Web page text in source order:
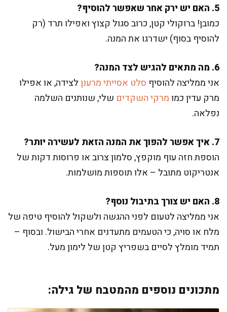
5. האם יש ירק אחר שאפשר להוסיף?
כמובן! ברוקולי קטן, כרוב סגול קצוץ ואפילו תרד (רק
להוסיף בסוף) ישדרגו את המנה.
6. מה מתאים להגיש לצד המנה?
אני ממליצה להוסיף סלט אסייתי מרענןלצידה, או אפילו
מרק עדין כמומרקי השקדים שלי, שנותנים השלמה
נפלאה.
7. איך אפשר להפוך את המנה הזאת לעשירה יותר?
הוספת חזה עוף מוקפץ, סלמון צרוב או פרוסות דקות של
אנטריקוט מתובל – אלו תוספות מושלמות.
8. האם יש צורך בתיבול נוסף?
אני ממליצה לטעום לפני ההגשה ולשקול להוסיף טיפה של
מלח או סויה, כי הטעמים מתעדנים אחרי הבישול. ובסוף –
תמיד מומלץ לסיים בשפריץ קטן של לימון מעל.
מתכונים נוספים מהמטבח של גילה: